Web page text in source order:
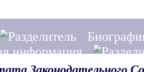
информация